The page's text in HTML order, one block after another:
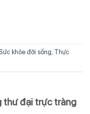
Sức khỏe đời sống, Thực
thư đại trực tràng